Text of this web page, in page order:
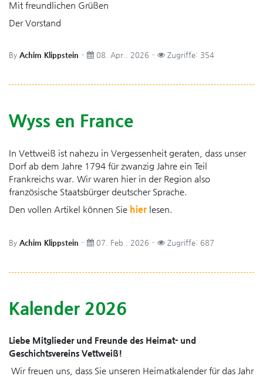
Mit freundlichen Grüßen
Der Vorstand
By Achim Klippstein 08. Apr.. 2026 Zugriffe: 354
Wyss en France
In Vettweiß ist nahezu in Vergessenheit geraten, dass unser
Dorf ab dem Jahre 1794 für zwanzig Jahre ein Teil
Frankreichs war. Wir waren hier in der Region also
französische Staatsbürger deutscher Sprache.
Den vollen Artikel können Sie hier lesen.
By Achim Klippstein 07. Feb.. 2026 Zugriffe: 687
Kalender 2026
Liebe Mitglieder und Freunde des Heimat- und
Geschichtsvereins Vettweiß!
Wir freuen uns, dass Sie unseren Heimatkalender für das Jahr